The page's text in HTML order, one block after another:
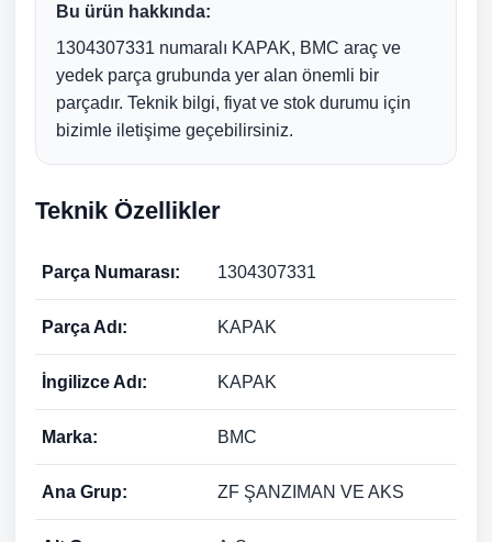
Bu ürün hakkında:
1304307331 numaralı KAPAK, BMC araç ve
yedek parça grubunda yer alan önemli bir
parçadır. Teknik bilgi, fiyat ve stok durumu için
bizimle iletişime geçebilirsiniz.
Teknik Özellikler
Parça Numarası: 1304307331
Parça Adı: KAPAK
İngilizce Adı: KAPAK
Marka: BMC
Ana Grup: ZF ŞANZIMAN VE AKS